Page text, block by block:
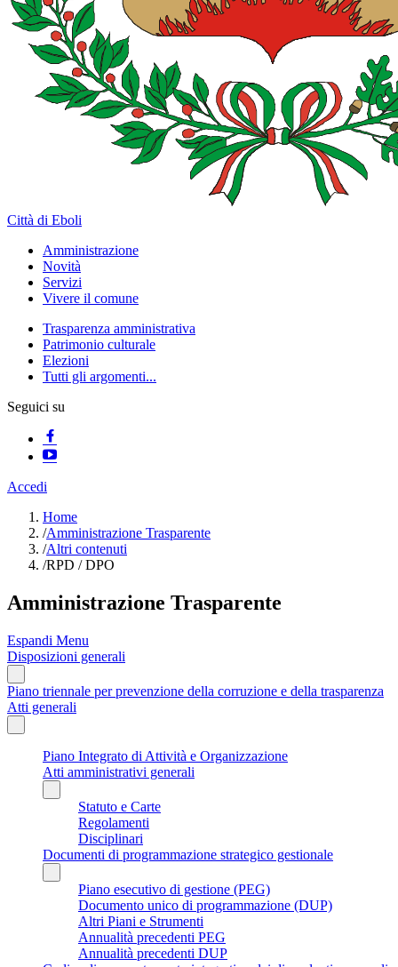
Città di Eboli
Amministrazione
Novità
Servizi
Vivere il comune
Trasparenza amministrativa
Patrimonio culturale
Elezioni
Tutti gli argomenti...
Seguici su
Accedi
Home
/Amministrazione Trasparente
/Altri contenuti
/RPD / DPO
Amministrazione Trasparente
Espandi Menu
Disposizioni generali
Piano triennale per prevenzione della corruzione e della trasparenza
Atti generali
Piano Integrato di Attività e Organizzazione
Atti amministrativi generali
Statuto e Carte
Regolamenti
Disciplinari
Documenti di programmazione strategico gestionale
Piano esecutivo di gestione (PEG)
Documento unico di programmazione (DUP)
Altri Piani e Strumenti
Annualità precedenti PEG
Annualità precedenti DUP